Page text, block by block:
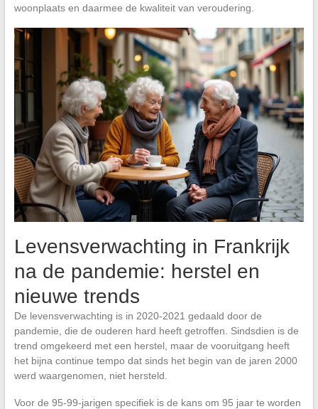
woonplaats en daarmee de kwaliteit van veroudering.
Levensverwachting in Frankrijk
na de pandemie: herstel en
nieuwe trends
De levensverwachting is in 2020-2021 gedaald door de
pandemie, die de ouderen hard heeft getroffen. Sindsdien is de
trend omgekeerd met een herstel, maar de vooruitgang heeft
het bijna continue tempo dat sinds het begin van de jaren 2000
werd waargenomen, niet hersteld.
Voor de 95-99-jarigen specifiek is de kans om 95 jaar te worden